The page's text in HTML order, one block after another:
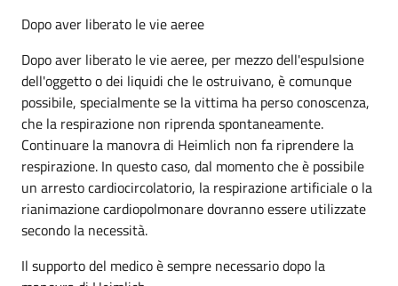
Dopo aver liberato le vie aeree
Dopo aver liberato le vie aeree, per mezzo dell'espulsione
dell'oggetto o dei liquidi che le ostruivano, è comunque
possibile, specialmente se la vittima ha perso conoscenza,
che la respirazione non riprenda spontaneamente.
Continuare la manovra di Heimlich non fa riprendere la
respirazione. In questo caso, dal momento che è possibile
un arresto cardiocircolatorio, la respirazione artificiale o la
rianimazione cardiopolmonare dovranno essere utilizzate
secondo la necessità.
Il supporto del medico è sempre necessario dopo la